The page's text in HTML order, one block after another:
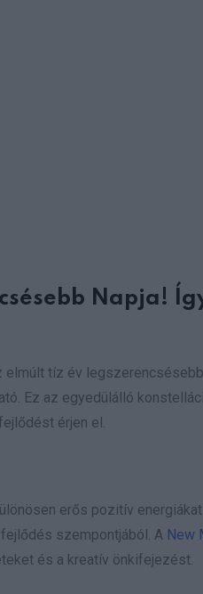
Napja!
tíz év
Ez az egyedülálló
érjen el.
erős pozitív
szempontjából. A New
és a kreatív önkifejezést.